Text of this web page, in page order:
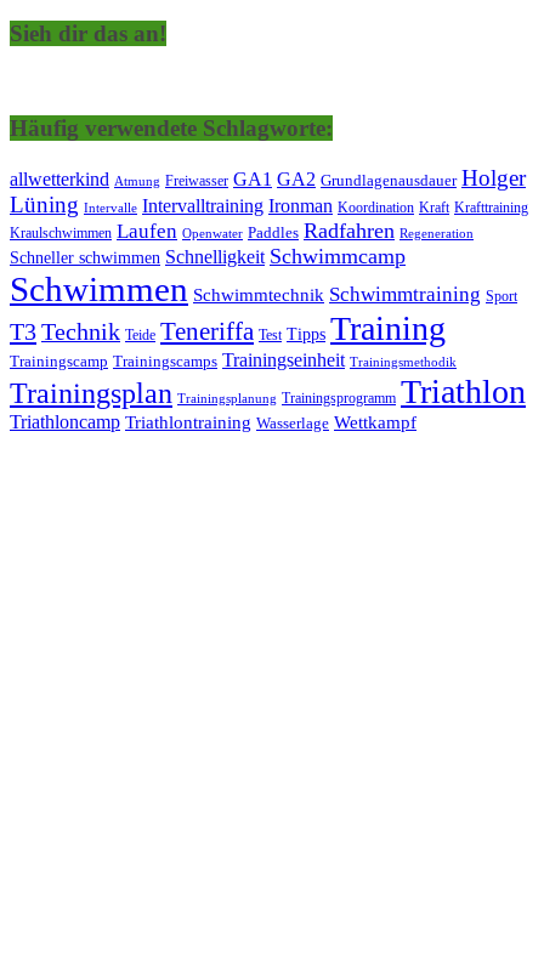
Sieh dir das an!
Häufig verwendete Schlagworte:
allwetterkind Atmung Freiwasser GA1 GA2 Grundlagenausdauer Holger
Lüning Intervalle Intervalltraining Ironman Koordination Kraft Krafttraining
Kraulschwimmen Laufen Openwater Paddles Radfahren Regeneration
Schneller schwimmen Schnelligkeit Schwimmcamp
Schwimmen Schwimmtechnik Schwimmtraining Sport
T3Technik Teide Teneriffa Test Tipps Training
Trainingscamp Trainingscamps Trainingseinheit Trainingsmethodik
Trainingsplan Trainingsplanung Trainingsprogramm Triathlon
Triathloncamp Triathlontraining Wasserlage Wettkampf